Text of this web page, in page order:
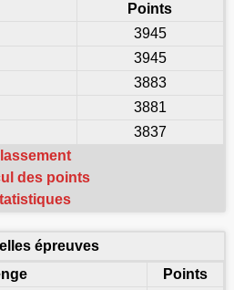
Points
3945
3945
3883
3881
3837
des points
épreuves
Points